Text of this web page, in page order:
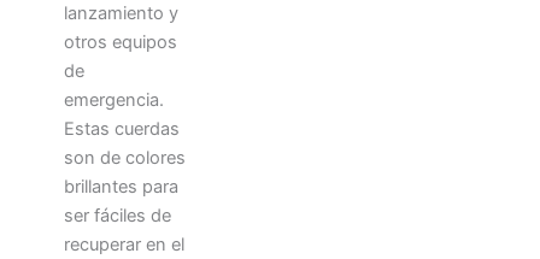
lanzamiento y
otros equipos
de
emergencia.
Estas cuerdas
son de colores
brillantes para
ser fáciles de
recuperar en el